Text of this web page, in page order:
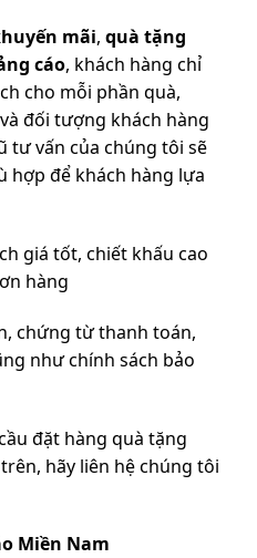
mãi, quà tặng
cáo, khách hàng chỉ
cho mỗi phần quà,
đối tượng khách hàng
tư vấn của chúng tôi sẽ
hợp để khách hàng lựa
giá tốt, chiết khấu cao
hàng
chứng từ thanh toán,
như chính sách bảo
đặt hàng quà tặng
hãy liên hệ chúng tôi
Miền Nam